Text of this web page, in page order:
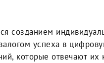
созданием
успеха в
которые отвечают их